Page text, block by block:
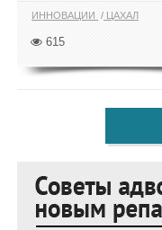
ИННОВАЦИИ ЦАХАЛ
615